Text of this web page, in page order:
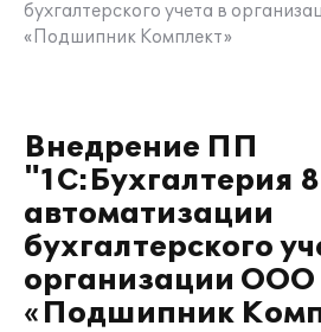
бухгалтерского учета в
«Подшипник Комплект»
Внедрение ПП
"1С:Бухгалтерия
автоматизации
бухгалтерского
организации ООО
«Подшипник